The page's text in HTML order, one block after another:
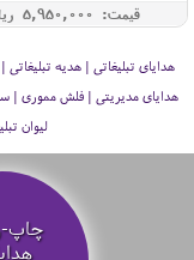
قیمت: 5,950,000 ريال
هدایای تبلیغاتی | هدیه
هدایای مدیریتی | فلش مموری |
لیوان